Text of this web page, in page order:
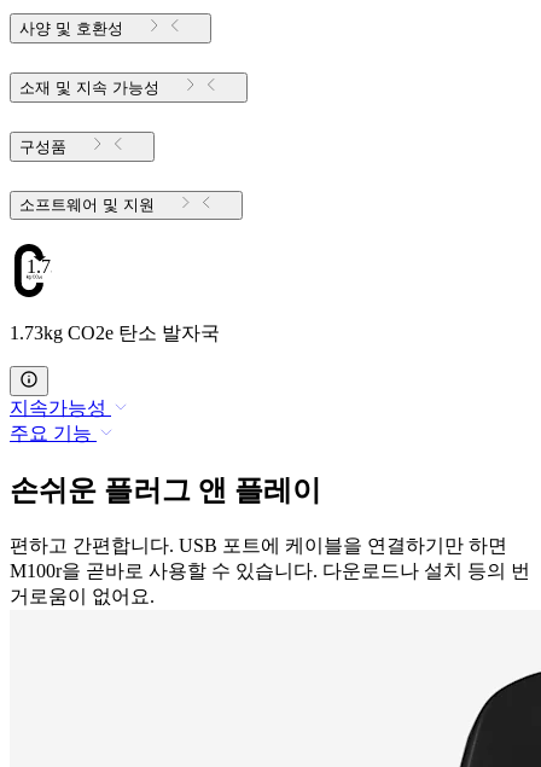
사양 및 호환성
소재 및 지속 가능성
구성품
소프트웨어 및 지원
1.73
1.73kg CO2e 탄소 발자국
지속가능성
주요 기능
손쉬운 플러그 앤 플레이
편하고 간편합니다. USB 포트에 케이블을 연결하기만 하면
M100r을 곧바로 사용할 수 있습니다. 다운로드나 설치 등의 번
거로움이 없어요.